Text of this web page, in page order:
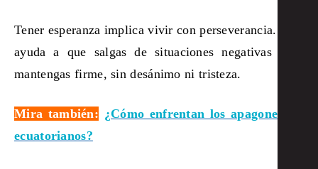
Tener esperanza implica vivir con perseverancia. Esto
ayuda a que salgas de situaciones negativas y te
mantengas firme, sin desánimo ni tristeza.
Mira también: ¿Cómo enfrentan los apagones los
ecuatorianos?